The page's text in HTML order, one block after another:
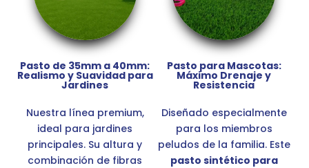
Pasto de 35mm a 40mm:
Realismo y Suavidad para
Jardines
Nuestra línea premium,
ideal para jardines
principales. Su altura y
combinación de fibras
Pasto para Mascotas:
Máximo Drenaje y
Resistencia
Diseñado especialmente
para los miembros
peludos de la familia. Este
pasto sintético para